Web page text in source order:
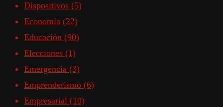
Dispositivos (5)
Economía (22)
Educación (90)
Elecciones (1)
Emergencia (3)
Emprenderismo (6)
Empresarial (10)